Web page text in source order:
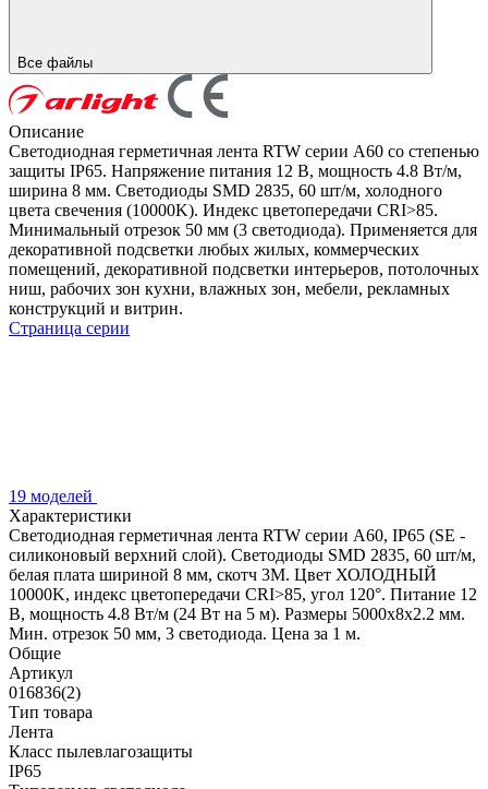
Все файлы
Описание
Светодиодная герметичная лента RTW серии A60 со степенью
защиты IP65. Напряжение питания 12 В, мощность 4.8 Вт/м,
ширина 8 мм. Светодиоды SMD 2835, 60 шт/м, холодного
цвета свечения (10000K). Индекс цветопередачи CRI>85.
Минимальный отрезок 50 мм (3 светодиода). Применяется для
декоративной подсветки любых жилых, коммерческих
помещений, декоративной подсветки интерьеров, потолочных
ниш, рабочих зон кухни, влажных зон, мебели, рекламных
конструкций и витрин.
Страница серии
19 моделей
Характеристики
Светодиодная герметичная лента RTW серии A60, IP65 (SE -
силиконовый верхний слой). Светодиоды SMD 2835, 60 шт/м,
белая плата шириной 8 мм, скотч 3M. Цвет ХОЛОДНЫЙ
10000K, индекс цветопередачи CRI>85, угол 120°. Питание 12
В, мощность 4.8 Вт/м (24 Вт на 5 м). Размеры 5000x8x2.2 мм.
Мин. отрезок 50 мм, 3 светодиода. Цена за 1 м.
Общие
Артикул
016836(2)
Тип товара
Лента
Класс пылевлагозащиты
IP65